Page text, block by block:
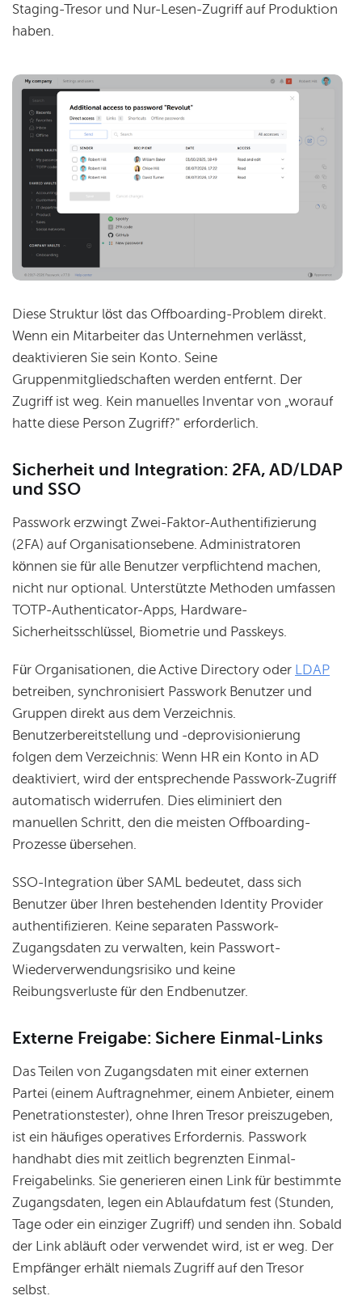
Staging-Tresor und Nur-Lesen-Zugriff auf Produktion
haben.
Diese Struktur löst das Offboarding-Problem direkt.
Wenn ein Mitarbeiter das Unternehmen verlässt,
deaktivieren Sie sein Konto. Seine
Gruppenmitgliedschaften werden entfernt. Der
Zugriff ist weg. Kein manuelles Inventar von „worauf
hatte diese Person Zugriff?" erforderlich.
Sicherheit und Integration: 2FA, AD/LDAP
und SSO
Passwork erzwingt Zwei-Faktor-Authentifizierung
(2FA) auf Organisationsebene. Administratoren
können sie für alle Benutzer verpflichtend machen,
nicht nur optional. Unterstützte Methoden umfassen
TOTP-Authenticator-Apps, Hardware-
Sicherheitsschlüssel, Biometrie und Passkeys.
Für Organisationen, die Active Directory oder LDAP
betreiben, synchronisiert Passwork Benutzer und
Gruppen direkt aus dem Verzeichnis.
Benutzerbereitstellung und -deprovisionierung
folgen dem Verzeichnis: Wenn HR ein Konto in AD
deaktiviert, wird der entsprechende Passwork-Zugriff
automatisch widerrufen. Dies eliminiert den
manuellen Schritt, den die meisten Offboarding-
Prozesse übersehen.
SSO-Integration über SAML bedeutet, dass sich
Benutzer über Ihren bestehenden Identity Provider
authentifizieren. Keine separaten Passwork-
Zugangsdaten zu verwalten, kein Passwort-
Wiederverwendungsrisiko und keine
Reibungsverluste für den Endbenutzer.
Externe Freigabe: Sichere Einmal-Links
Das Teilen von Zugangsdaten mit einer externen
Partei (einem Auftragnehmer, einem Anbieter, einem
Penetrationstester), ohne Ihren Tresor preiszugeben,
ist ein häufiges operatives Erfordernis. Passwork
handhabt dies mit zeitlich begrenzten Einmal-
Freigabelinks. Sie generieren einen Link für bestimmte
Zugangsdaten, legen ein Ablaufdatum fest (Stunden,
Tage oder ein einziger Zugriff) und senden ihn. Sobald
der Link abläuft oder verwendet wird, ist er weg. Der
Empfänger erhält niemals Zugriff auf den Tresor
selbst.